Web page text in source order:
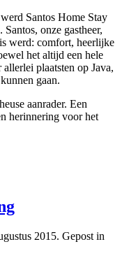
Santos Home Stay
onze gastheer,
werd: comfort, heerlijke
het altijd een hele
plaatsten op Java,
gaan.
aanrader. Een
herinnering voor het
2015. Gepost in